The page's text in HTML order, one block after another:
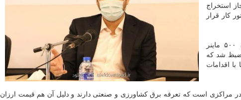
استخراج
کار قرار
وی ادامه داد: طی بازرسی های صورت گرفته تا کنون ۵۰۰ ماینر
شد که
با اقدامات
مراکزی است که تعرفه برق کشاورزی و صنعتی دارند و دلیل آن هم قیمت ارزان